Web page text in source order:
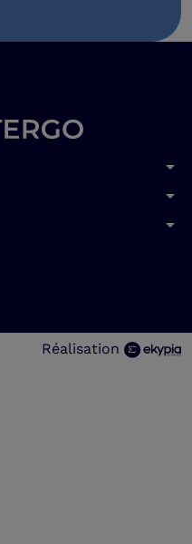
arrow_drop_down
arrow_drop_down
arrow_drop_down
Réalisation